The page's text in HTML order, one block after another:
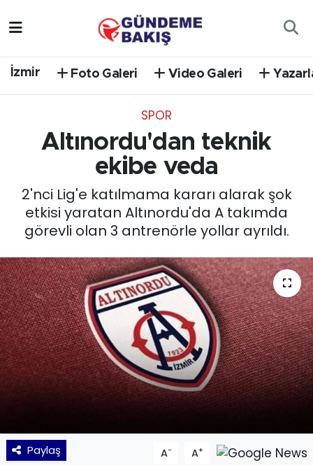
İzmir Foto Galeri Video Galeri
SPOR
Altınordu'dan teknik
ekibe veda
2'nci Lig'e katılmama kararı alarak şok
etkisi yaratan Altınordu'da A takımda
görevli olan 3 antrenörle yollar ayrıldı.
Paylaş A- A+
EĞİTİM
EKONOMİ
English News
GÜNCEL
KÜLTÜR SANAT
MAGAZİN
SAĞLIK
Süper Lig Puan Durumu ve Fikstür
Tüm Manşetler
Son Dakika Haberleri
Haber Arşivi